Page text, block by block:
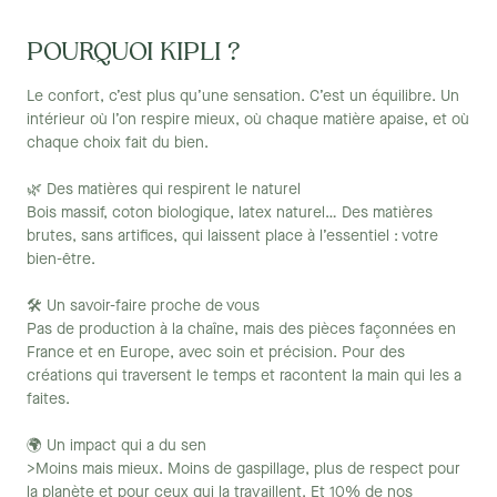
Le canapé Chesterfield est un style classique qui se caractérise
par ses capitons et ses accoudoirs enroulés. Il est généralement
fabriqué en cuir et est disponible dans une variété de couleurs.
Le canapé scandinave est un style moderne qui se caractérise par
ses lignes épurées et ses pieds en bois clair. Il est généralement
fabriqué en tissu et est disponible dans une variété de couleurs
neutres.
Un canapé 2 places relax est un style idéal pour les personnes qui
relaxation qui permettent de détendre les muscles et de soulager
le stress. Il est généralement fabriqué en cuir ou en tissu et est
disponible dans une variété de couleurs..
Le canapé d'angle est un style idéal pour les petits espaces. Il
places assises. Il est généralement fabriqué en tissu ou en cuir et
est disponible dans une variété de couleurs.
POURQUOI KIPLI ?
Le confort, c’est plus qu’une sensation. C’est un équilibre. Un
intérieur où l’on respire mieux, où chaque matière apaise, et où
chaque choix fait du bien.
🌿 Des matières qui respirent le naturel
Bois massif, coton biologique, latex naturel… Des matières
brutes, sans artifices, qui laissent place à l’essentiel : votre
bien-être.
🛠 Un savoir-faire proche de vous
Pas de production à la chaîne, mais des pièces façonnées en
France et en Europe, avec soin et précision. Pour des
créations qui traversent le temps et racontent la main qui les a
faites.
🌍 Un impact qui a du sen
>Moins mais mieux. Moins de gaspillage, plus de respect pour
la planète et pour ceux qui la travaillent. Et 10% de nos